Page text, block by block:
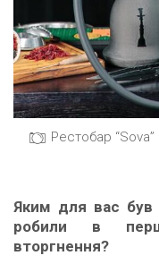
Рестобар
Яким для вас
робили в
вторгнення?